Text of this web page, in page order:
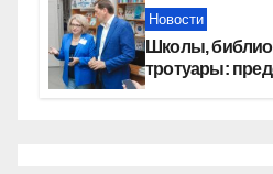
Новости
Школы,
тротуары: